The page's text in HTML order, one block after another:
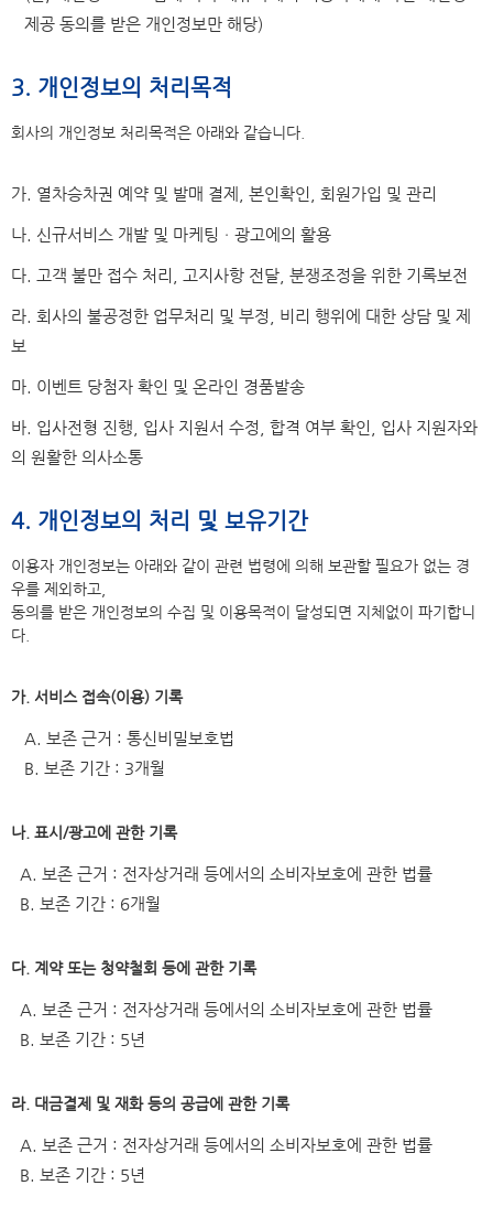
제공 동의를 받은 개인정보만 해당)
3. 개인정보의 처리목적
회사의 개인정보 처리목적은 아래와 같습니다.
가. 열차승차권 예약 및 발매 결제, 본인확인, 회원가입 및 관리
나. 신규서비스 개발 및 마케팅ㆍ광고에의 활용
다. 고객 불만 접수 처리, 고지사항 전달, 분쟁조정을 위한 기록보전
라. 회사의 불공정한 업무처리 및 부정, 비리 행위에 대한 상담 및 제
보
마. 이벤트 당첨자 확인 및 온라인 경품발송
바. 입사전형 진행, 입사 지원서 수정, 합격 여부 확인, 입사 지원자와
의 원활한 의사소통
4. 개인정보의 처리 및 보유기간
이용자 개인정보는 아래와 같이 관련 법령에 의해 보관할 필요가 없는 경
우를 제외하고,
동의를 받은 개인정보의 수집 및 이용목적이 달성되면 지체없이 파기합니
다.
가. 서비스 접속(이용) 기록
A. 보존 근거 : 통신비밀보호법
B. 보존 기간 : 3개월
나. 표시/광고에 관한 기록
A. 보존 근거 : 전자상거래 등에서의 소비자보호에 관한 법률
B. 보존 기간 : 6개월
다. 계약 또는 청약철회 등에 관한 기록
A. 보존 근거 : 전자상거래 등에서의 소비자보호에 관한 법률
B. 보존 기간 : 5년
라. 대금결제 및 재화 등의 공급에 관한 기록
A. 보존 근거 : 전자상거래 등에서의 소비자보호에 관한 법률
B. 보존 기간 : 5년